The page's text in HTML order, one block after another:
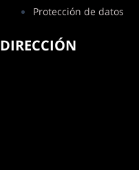
Protección de datos
DIRECCIÓN